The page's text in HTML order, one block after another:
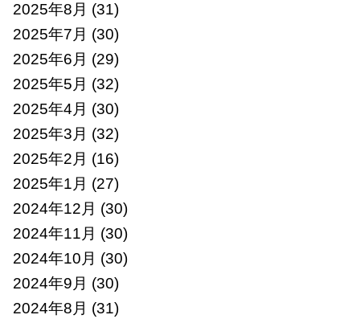
2025年8月 (31)
2025年7月 (30)
2025年6月 (29)
2025年5月 (32)
2025年4月 (30)
2025年3月 (32)
2025年2月 (16)
2025年1月 (27)
2024年12月 (30)
2024年11月 (30)
2024年10月 (30)
2024年9月 (30)
2024年8月 (31)